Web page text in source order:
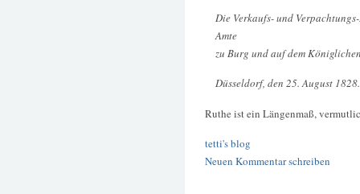
Die Verkaufs- und
Amte
zu Burg und auf dem
Düsseldorf, den 25. August 1828.
Ruthe ist ein Längenmaß,
tetti's blog
Neuen Kommentar schreiben